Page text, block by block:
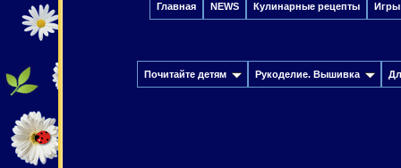
Главная NEWS Кулинарные рецепты Игры
Почитайте детям Рукоделие. Вышивка